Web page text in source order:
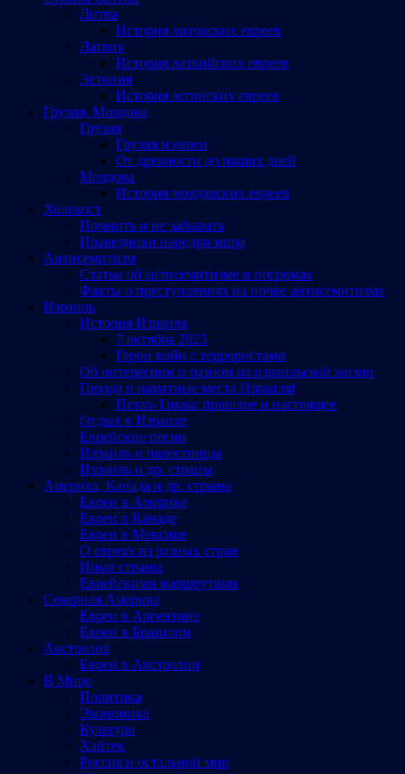
Литва
История литовских евреев
Латвия
История латвийских евреев
Эстония
История эстонских евреев
Грузия, Молдова
Грузия
Грузия и евреи
От древности до наших дней
Молдова
История молдавских евреев
Холокост
Помнить и не забывать
Праведники народов мира
Антисемитизм
Статьи об антисемитизме и погромах
Факты о преступлениях на почве антисемитизма
Израиль
История Израиля
7 октября 2023
Герои войн с террористами
Об интересном и разном из израильской жизни
Города и памятные места Израиляl
Петах-Тиква: прошлое и настоящее
Отдых в Израиле
Еврейские песни
Израиль и палестинцы
Израиль и др. страны
Америка, Канада и др. страны
Евреи в Америке
Евреи в Канаде
Евреи в Мексике
О евреях из разных стран
Иные страны
Еврейскими маршрутами
Северная Америка
Евреи в Аргентине
Евреи в Бразилии
Австралия
Евреи в Австралии
В Мире
Политика
Экономика
Культура
Хайтек
Россия и остальной мир